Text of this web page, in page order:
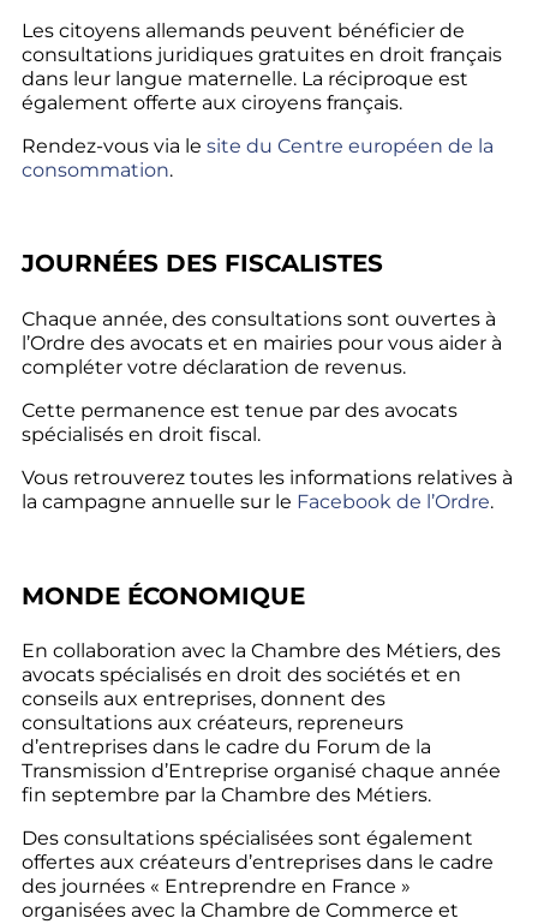
Les citoyens allemands peuvent bénéficier de
consultations juridiques gratuites en droit français
dans leur langue maternelle. La réciproque est
également offerte aux ciroyens français.
Rendez-vous via le site du Centre européen de la
consommation.
JOURNÉES DES FISCALISTES
Chaque année, des consultations sont ouvertes à
l’Ordre des avocats et en mairies pour vous aider à
compléter votre déclaration de revenus.
Cette permanence est tenue par des avocats
spécialisés en droit fiscal.
Vous retrouverez toutes les informations relatives à
la campagne annuelle sur le Facebook de l’Ordre.
MONDE ÉCONOMIQUE
En collaboration avec la Chambre des Métiers, des
avocats spécialisés en droit des sociétés et en
conseils aux entreprises, donnent des
consultations aux créateurs, repreneurs
d’entreprises dans le cadre du Forum de la
Transmission d’Entreprise organisé chaque année
fin septembre par la Chambre des Métiers.
Des consultations spécialisées sont également
offertes aux créateurs d’entreprises dans le cadre
des journées « Entreprendre en France »
organisées avec la Chambre de Commerce et